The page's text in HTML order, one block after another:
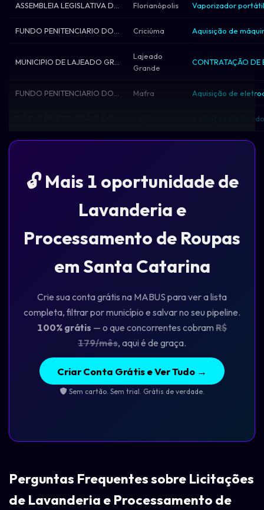
Florianópolis
Criciúma
Lajeado
Grande
Mafra
🔓 Mais 1 oportunidade de
Lavanderia e
Processamento de Roupas
em Santa Catarina
Crie sua conta grátis na MABUS para ver a lista
completa, filtrar por município e salvar no seu pipeline.
100% grátis — o que concorrentes cobram R$
179/mês, aqui é de graça.
Criar Conta Grátis e Ver Tudo →
Sem cartão. Sem trial. Grátis de verdade.
Perguntas Frequentes sobre Licitações
de Lavanderia e Processamento de